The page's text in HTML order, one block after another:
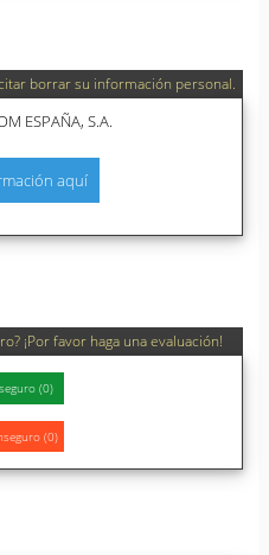
borrar su información personal.
ESPAÑA, S.A.
aquí
¡Por favor haga una evaluación!